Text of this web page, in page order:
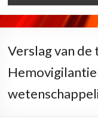
Verslag van